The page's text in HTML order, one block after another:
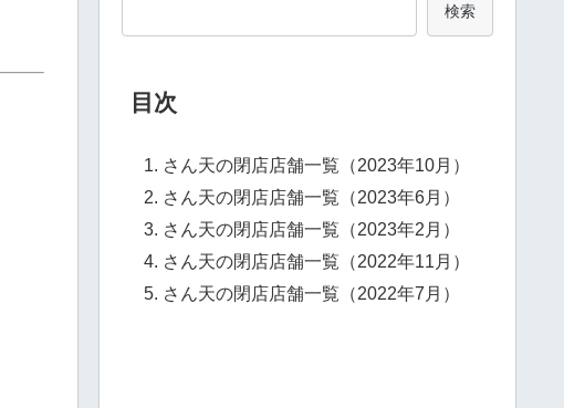
検索
目次
さん天の閉店店舗一覧（2023年10月）
さん天の閉店店舗一覧（2023年6月）
さん天の閉店店舗一覧（2023年2月）
さん天の閉店店舗一覧（2022年11月）
さん天の閉店店舗一覧（2022年7月）